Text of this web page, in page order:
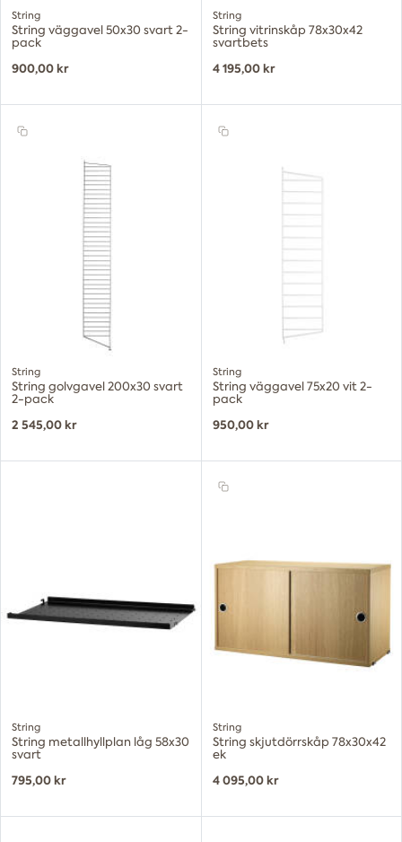
String
String väggavel 50x30 svart 2-
pack
900,00 kr
String
String vitrinskåp 78x30x42
svartbets
4 195,00 kr
String
String golvgavel 200x30 svart
2-pack
2 545,00 kr
String
String väggavel 75x20 vit 2-
pack
950,00 kr
String
String metallhyllplan låg 58x30
svart
795,00 kr
String
String skjutdörrskåp 78x30x42
ek
4 095,00 kr